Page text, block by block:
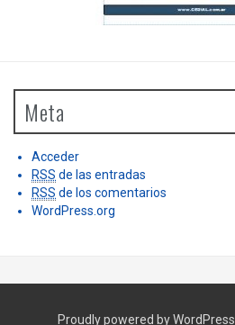
Meta
Acceder
RSS de las entradas
RSS de los comentarios
WordPress.org
Proudly powered by WordPress